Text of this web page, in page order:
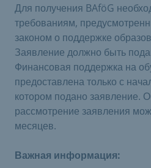
Для получения BAföG
требованиям,
законом о поддержке
Заявление должно быть
Финансовая поддержка на
предоставлена только с
котором подано заявление.
рассмотрение заявления
месяцев.
Важная информация: